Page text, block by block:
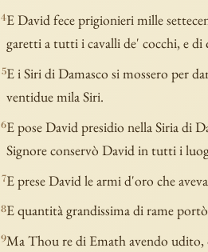
4E David fece prigionieri mille
garetti a tutti i cavalli de' cocchi, e di
5E i Siri di Damasco si mossero per
ventidue mila Siri.
6E pose David presidio nella Siria di
Signore conservò David in tutti i
7E prese David le armi d'oro che
8E quantità grandissima di rame
9Ma Thou re di Emath avendo